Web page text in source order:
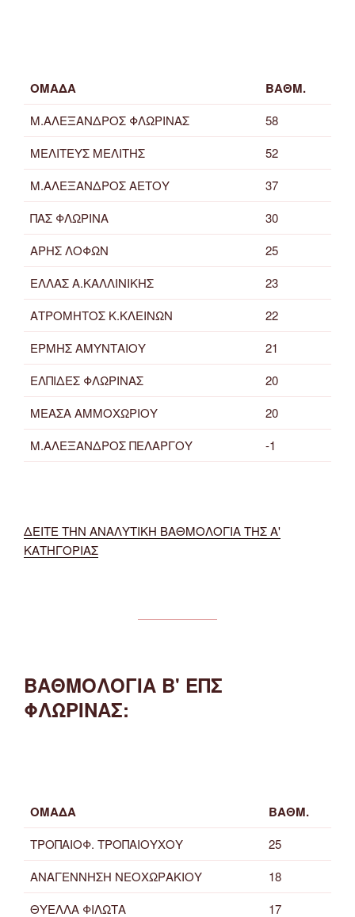
ΟΜΑΔΑ ΒΑΘΜ.
Μ.ΑΛΕΞΑΝΔΡΟΣ ΦΛΩΡΙΝΑΣ
58
ΜΕΛΙΤΕΥΣ ΜΕΛΙΤΗΣ
52
Μ.ΑΛΕΞΑΝΔΡΟΣ ΑΕΤΟΥ
37
ΠΑΣ ΦΛΩΡΙΝΑ
30
ΑΡΗΣ ΛΟΦΩΝ
25
ΕΛΛΑΣ Α.ΚΑΛΛΙΝΙΚΗΣ
23
ΑΤΡΟΜΗΤΟΣ Κ.ΚΛΕΙΝΩΝ
22
ΕΡΜΗΣ ΑΜΥΝΤΑΙΟΥ
21
ΕΛΠΙΔΕΣ ΦΛΩΡΙΝΑΣ
20
ΜΕΑΣΑ ΑΜΜΟΧΩΡΙΟΥ
20
Μ.ΑΛΕΞΑΝΔΡΟΣ ΠΕΛΑΡΓΟΥ
-1
ΔΕΙΤΕ ΤΗΝ ΑΝΑΛΥΤΙΚΗ ΒΑΘΜΟΛΟΓΙΑ ΤΗΣ Α'
ΚΑΤΗΓΟΡΙΑΣ
ΒΑΘΜΟΛΟΓΙΑ Β' ΕΠΣ
ΦΛΩΡΙΝΑΣ:
ΟΜΑΔΑ ΒΑΘΜ.
ΤΡΟΠΑΙΟΦ. ΤΡΟΠΑΙΟΥΧΟΥ
25
ΑΝΑΓΕΝΝΗΣΗ ΝΕΟΧΩΡΑΚΙΟΥ
18
ΘΥΕΛΛΑ ΦΙΛΩΤΑ
17